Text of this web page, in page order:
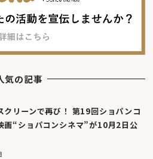
気の記事
クリーンで再び！ 第19回ショパンコ
画“ショパコンシネマ”が10月2日公